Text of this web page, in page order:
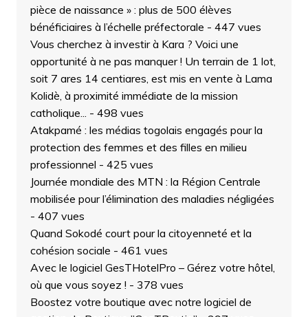
pièce de naissance » : plus de 500 élèves
bénéficiaires à l’échelle préfectorale - 447 vues
Vous cherchez à investir à Kara ? Voici une
opportunité à ne pas manquer ! Un terrain de 1 lot,
soit 7 ares 14 centiares, est mis en vente à Lama
Kolidè, à proximité immédiate de la mission
catholique...
- 498 vues
Atakpamé : les médias togolais engagés pour la
protection des femmes et des filles en milieu
professionnel - 425 vues
Journée mondiale des MTN : la Région Centrale
mobilisée pour l’élimination des maladies négligées
- 407 vues
Quand Sokodé court pour la citoyenneté et la
cohésion sociale - 461 vues
Avec le logiciel GesTHotelPro – Gérez votre hôtel,
où que vous soyez ! - 378 vues
Boostez votre boutique avec notre logiciel de